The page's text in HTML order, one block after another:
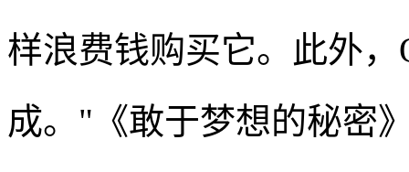
样浪费钱购买它。此外
成。"《敢于梦想的秘密